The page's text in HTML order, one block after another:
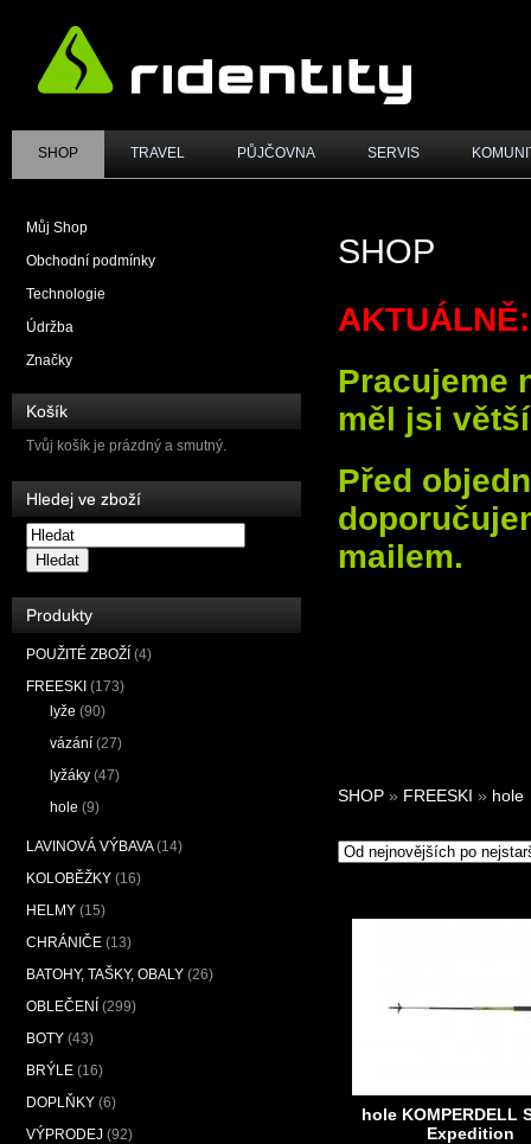
SHOP TRAVEL PŮJČOVNA SERVIS
Můj Shop
Obchodní podmínky
Technologie
Údržba
Značky
Košík
Tvůj košík je prázdný a smutný.
Hledej ve zboží
Hledat
Produkty
POUŽITÉ ZBOŽÍ (4)
FREESKI (173)
lyže (90)
vázání (27)
lyžáky (47)
hole (9)
LAVINOVÁ VÝBAVA (14)
KOLOBĚŽKY (16)
HELMY (15)
CHRÁNIČE (13)
BATOHY, TAŠKY, OBALY (26)
OBLEČENÍ (299)
BOTY (43)
BRÝLE (16)
DOPLŇKY (6)
VÝPRODEJ (92)
SHOP
AKTUÁLNĚ:
Pracujeme
měl jsi
Před
mailem.
SHOP » FREESKI » hole
hole KOMPERDELL
Expedition